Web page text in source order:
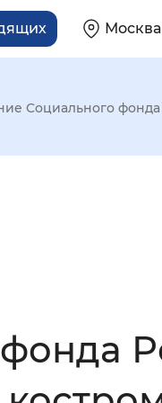
Москва
Социального фонда